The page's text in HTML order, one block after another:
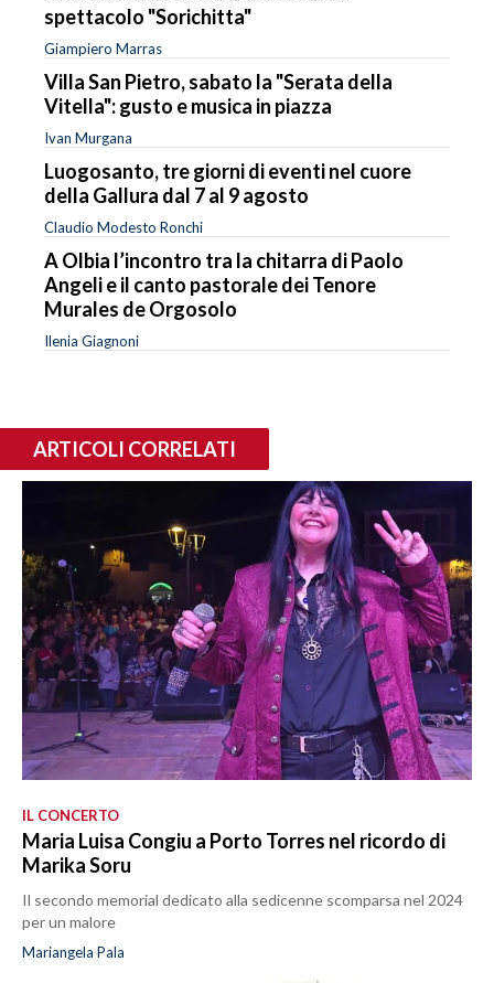
spettacolo "Sorichitta"
Giampiero Marras
Villa San Pietro, sabato la "Serata della
Vitella": gusto e musica in piazza
Ivan Murgana
Luogosanto, tre giorni di eventi nel cuore
della Gallura dal 7 al 9 agosto
Claudio Modesto Ronchi
A Olbia l’incontro tra la chitarra di Paolo
Angeli e il canto pastorale dei Tenore
Murales de Orgosolo
Ilenia Giagnoni
ARTICOLI CORRELATI
IL CONCERTO
Maria Luisa Congiu a Porto Torres nel ricordo di
Marika Soru
Il secondo memorial dedicato alla sedicenne scomparsa nel 2024
per un malore
Mariangela Pala